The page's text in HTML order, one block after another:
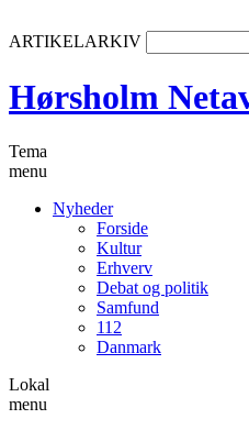
ARTIKELARKIV
Hørsholm
Tema
menu
Nyheder
Forside
Kultur
Erhverv
Debat og politik
Samfund
112
Danmark
Lokal
menu